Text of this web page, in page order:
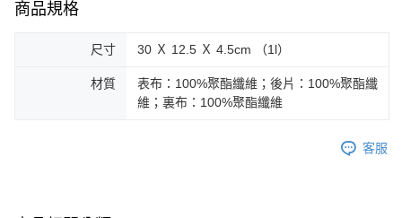
每筆NT$100，滿NT$1,800(含以上)免運費
付款後7-11取貨
每筆NT$100，滿NT$1,800(含以上)免運費
商品規格
尺寸 30 Ｘ 12.5 Ｘ 4.5cm （1l）
材質
表布：100%聚酯纖維；後片：100%聚酯纖
維；裏布：100%聚酯纖維
客服